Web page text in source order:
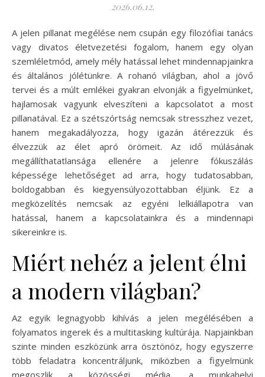
2026.06.12.
A jelen pillanat megélése nem csupán egy filozófiai tanács
vagy divatos életvezetési fogalom, hanem egy olyan
szemléletmód, amely mély hatással lehet mindennapjainkra
és általános jólétünkre. A rohanó világban, ahol a jövő
tervei és a múlt emlékei gyakran elvonják a figyelmünket,
hajlamosak vagyunk elveszíteni a kapcsolatot a most
pillanatával. Ez a szétszórtság nemcsak stresszhez vezet,
hanem megakadályozza, hogy igazán átérezzük és
élvezzük az élet apró örömeit. Az idő múlásának
megállíthatatlansága ellenére a jelenre fókuszálás
képessége lehetőséget ad arra, hogy tudatosabban,
boldogabban és kiegyensúlyozottabban éljünk. Ez a
megközelítés nemcsak az egyéni lelkiállapotra van
hatással, hanem a kapcsolatainkra és a mindennapi
sikereinkre is.
Miért nehéz a jelent élni
a modern világban?
Az egyik legnagyobb kihívás a jelen megélésében a
folyamatos ingerek és a multitasking kultúrája. Napjainkban
szinte minden eszközünk arra ösztönöz, hogy egyszerre
több feladatra koncentráljunk, miközben a figyelmünk